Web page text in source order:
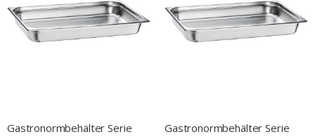
Gastronormbehälter Serie
Gastronormbehälter Serie